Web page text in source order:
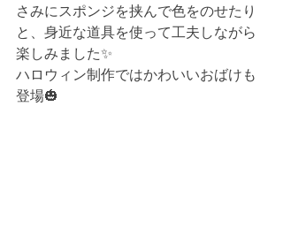
さみにスポンジを挟んで色をのせたり
と、身近な道具を使って工夫しながら
楽しみました✨
ハロウィン制作ではかわいいおばけも
登場🎃